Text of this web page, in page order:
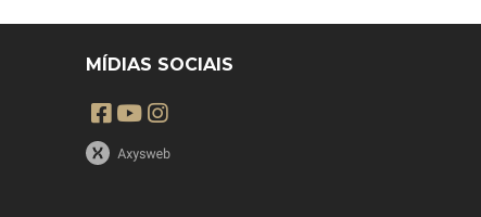
MÍDIAS SOCIAIS